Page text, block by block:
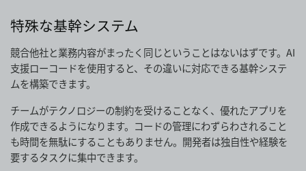
特殊な基幹システム
競合他社と業務内容がまったく同じということはないはずです。AI
支援ローコードを使用すると、その違いに対応できる基幹システ
ムを構築できます。
チームがテクノロジーの制約を受けることなく、優れたアプリを
作成できるようになります。コードの管理にわずらわされること
も時間を無駄にすることもありません。開発者は独自性や経験を
要するタスクに集中できます。